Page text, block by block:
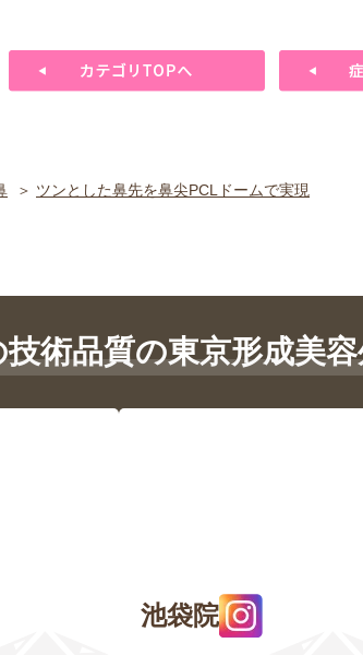
ツンとした鼻先を鼻尖PCLドームで実現
術品質の東京形成美
池袋院